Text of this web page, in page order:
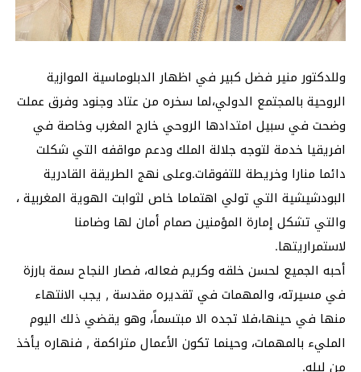
وللدكتور منير فضل كبير في اظهار الدبلوماسية الموازية
الروحية بالمجتمع الدولي،لما سخره من عتاد وجنود وفرق عملت
وضحت في سبيل امتدادها الروحي خارج المغرب وخاصة في
افريقيا خدمة لتوجه جلالة الملك ودعم مواقفه التي شكلت
دائما منارا وخريطة للتفوقات.وعلى نهج الطريقة القادرية
البودشيشية التي تولي اهتماما خاص لثوابت الهوية المغربية ،
والتي تشكل إمارة المؤمنين صمام أمان لها وضامنا
لاستمراريتها.
أحبه الجميع لحسن خلقه وكريم فعاله، فصار النجاح سمة بارزة
في مسيرته، والمهمات في تقديره مقدسة , يجب الانتهاء
منها في حينها،فلا تجده الا مبتسماً، وهو يقضي ذلك اليوم
المليء بالمهمات، وحينما تكون الأعمال متراكمة , فنهاره يأخذ
من ليله.